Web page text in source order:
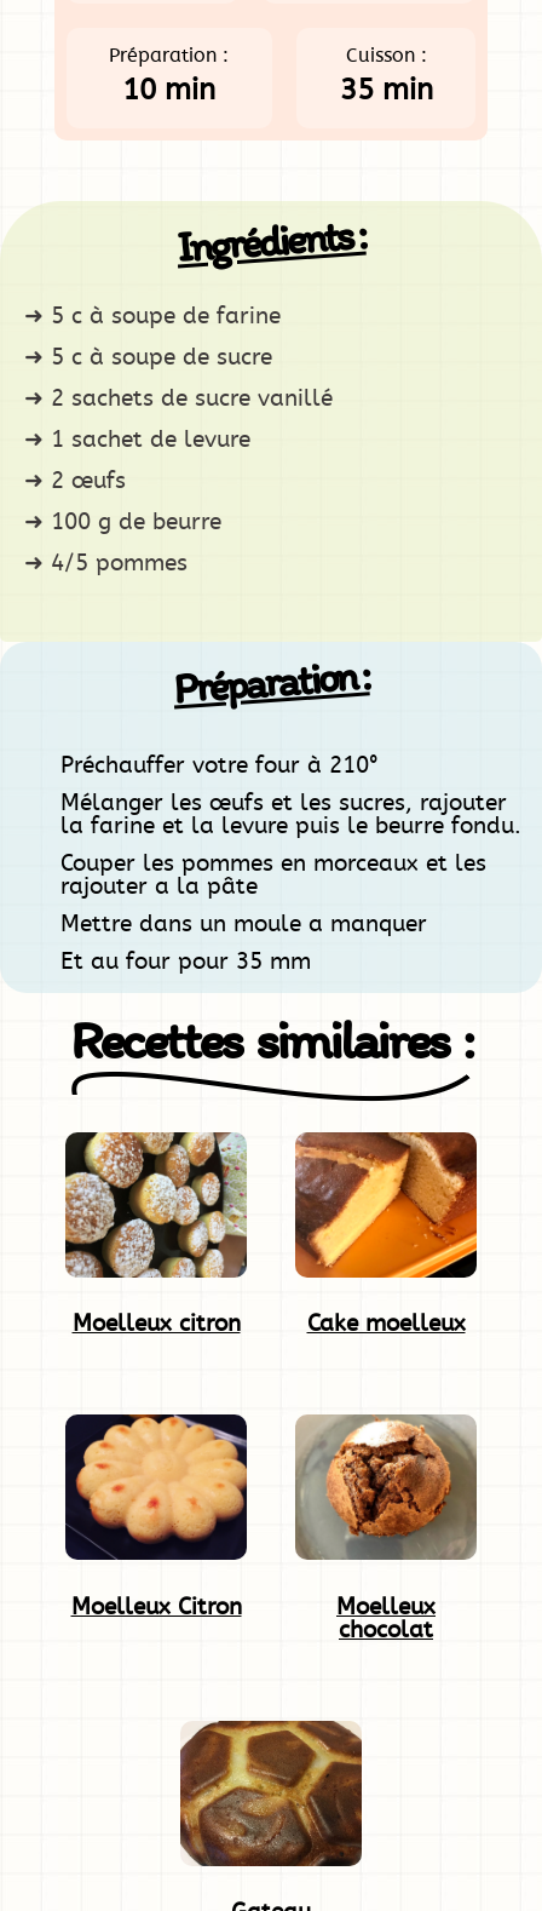
Préparation :
10 min
Cuisson :
35 min
Ingrédients :
5 c à soupe de farine
5 c à soupe de sucre
2 sachets de sucre vanillé
1 sachet de levure
2 œufs
100 g de beurre
4/5 pommes
Préparation :
Préchauffer votre four à 210°
Mélanger les œufs et les sucres, rajouter
la farine et la levure puis le beurre fondu.
Couper les pommes en morceaux et les
rajouter a la pâte
Mettre dans un moule a manquer
Et au four pour 35 mm
Recettes similaires :
Moelleux citron Cake moelleux
Moelleux Citron
Moelleux
chocolat